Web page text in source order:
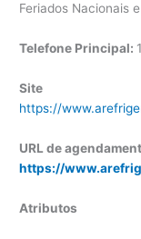
Feriados Nacionais
Telefone Principal:
Site
https://
URL de
https://
Atributos